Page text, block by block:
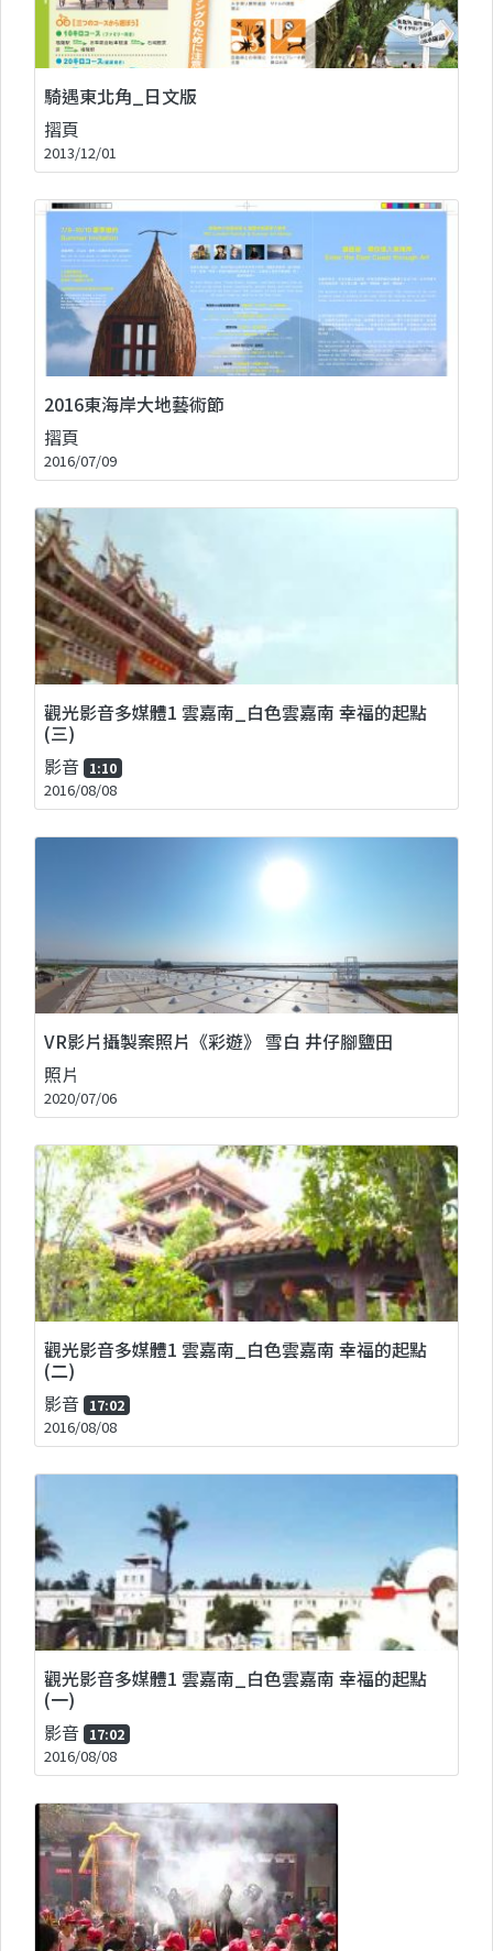
騎遇東北角_日文版
摺頁
2013/12/01
2016東海岸大地藝術節
摺頁
2016/07/09
觀光影音多媒體1 雲嘉南_白色雲嘉南 幸福的起點
(三)
影音 1:10
2016/08/08
VR影片攝製案照片《彩遊》 雪白 井仔腳鹽田
照片
2020/07/06
觀光影音多媒體1 雲嘉南_白色雲嘉南 幸福的起點
(二)
影音 17:02
2016/08/08
觀光影音多媒體1 雲嘉南_白色雲嘉南 幸福的起點
(一)
影音 17:02
2016/08/08